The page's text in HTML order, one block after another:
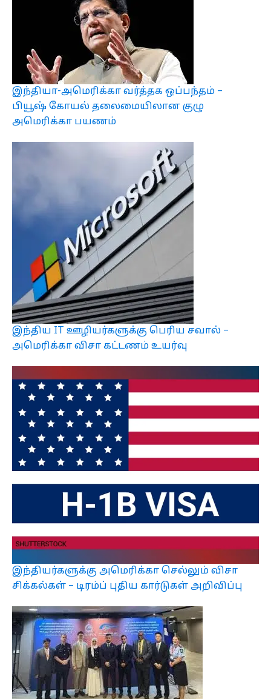
இந்தியா-அமெரிக்கா வர்த்தக ஒப்பந்தம் –
பியூஷ் கோயல் தலைமையிலான குழு
அமெரிக்கா பயணம்
இந்திய IT ஊழியர்களுக்கு பெரிய சவால் –
அமெரிக்கா விசா கட்டணம் உயர்வு
இந்தியர்களுக்கு அமெரிக்கா செல்லும் விசா
சிக்கல்கள் – டிரம்ப் புதிய கார்டுகள் அறிவிப்பு